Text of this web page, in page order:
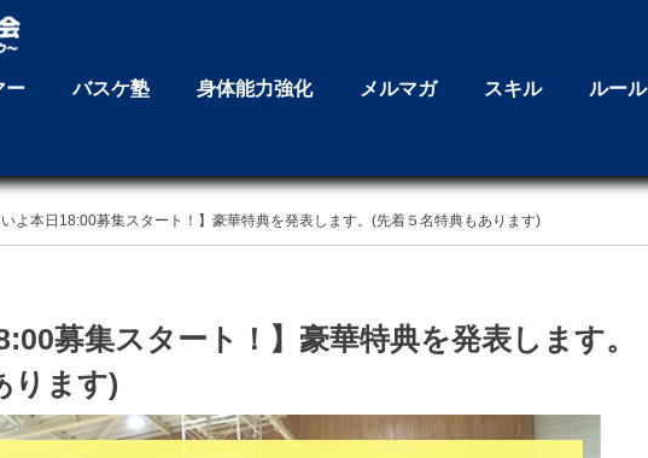
ー バスケ塾 身体能力強化 メルマガ スキル ルール
いよ本日18:00募集スタート！】豪華特典を発表します。(先着５名特典もあります)
募集スタート！】豪華特典を発表します。
ります)